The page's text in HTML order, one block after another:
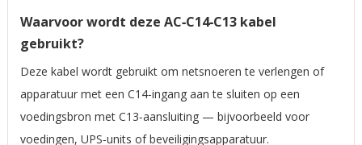
Waarvoor wordt deze AC‑C14‑C13 kabel
gebruikt?
Deze kabel wordt gebruikt om netsnoeren te verlengen of
apparatuur met een C14‑ingang aan te sluiten op een
voedingsbron met C13‑aansluiting — bijvoorbeeld voor
voedingen, UPS‑units of beveiligingsapparatuur.